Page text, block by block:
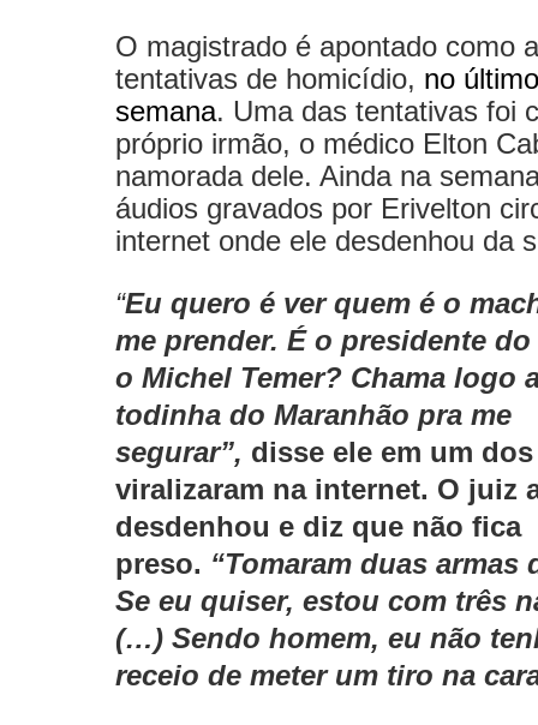
O magistrado é apontado como
tentativas de homicídio, no
semana. Uma das tentativas foi
próprio irmão, o médico Elton
namorada dele. Ainda na
áudios gravados por Erivelton
internet onde ele desdenhou da
“Eu quero é ver quem é o
me prender. É o presidente
o Michel Temer? Chama logo
todinha do Maranhão pra me
segurar”, disse ele em um
viralizaram na internet. O juiz
desdenhou e diz que não fica
preso. “Tomaram duas
Se eu quiser, estou com três
(…) Sendo homem, eu não
receio de meter um tiro na